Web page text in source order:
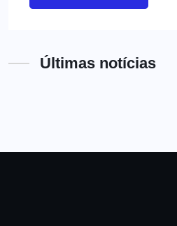
Últimas notícias